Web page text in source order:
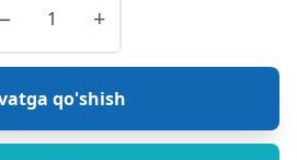
− +
qo'shish